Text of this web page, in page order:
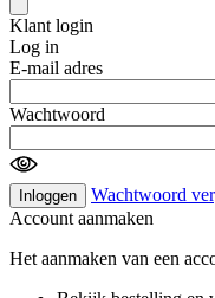
Klant login
Log in
E-mail adres
Wachtwoord
Inloggen
Wachtwoord
Account aanmaken
Het aanmaken van een